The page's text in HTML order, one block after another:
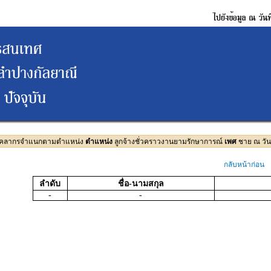
ลากรจำแนกตามตำแหน่ง ตำแหน่ง ลูกจ้างชั่วคราวงานยามรักษาการณ์ เพศ ชาย ณ วัน
กลับหน้าก่อน
ลำดับ
ชื่อ-นามสกุล
-
-